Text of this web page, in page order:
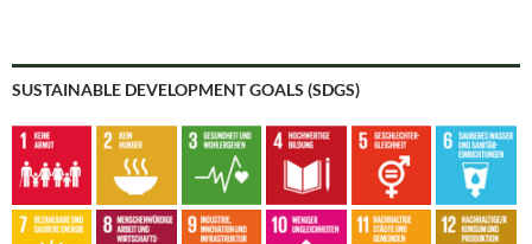
SUSTAINABLE DEVELOPMENT GOALS (SDGS)